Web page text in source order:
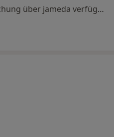
Keine Online-Terminbuchung über jameda verfügbar